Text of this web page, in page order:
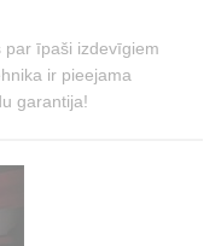
par īpaši izdevīgiem
ir pieejama
garantija!